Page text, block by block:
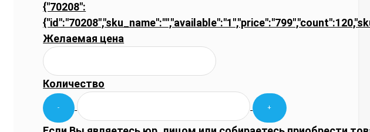
{"70208":
Желаемая цена
Количество